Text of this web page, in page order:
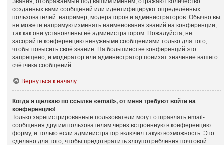
Звания, отображаемые под вашим именем, отражают количество
созданных вами сообщений или идентифицируют определённых
пользователей: например, модераторов и администраторов. Обычно вы
не можете напрямую изменять наименования званий на конференции,
так как они установлены её администратором. Пожалуйста, не
засоряйте конференцию ненужными сообщениями только для того,
чтобы повысить своё звание. На большинстве конференций это
запрещено, и модератор или администратор понизят значение вашего
счётчика сообщений.
Вернуться к началу
Когда я щёлкаю по ссылке «email», от меня требуют войти на
конференцию!
Только зарегистрированные пользователи могут отправлять email-
сообщения другим пользователям через встроенную в конференцию
форму, и только если администратор включил такую возможность. Это
сделано для того, чтобы предотвратить злоупотребления почтовой